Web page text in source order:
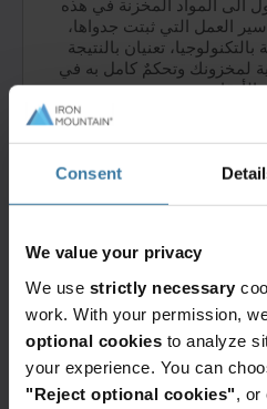
Consent
We value your privacy
We use strictly necessary
work. With your permission,
optional cookies to analyze
your experience. You can
"Reject optional cookies" ,
الى المواد المخزنة في هذه
العمل التي ثبتت جدواها،
تعنيان بالنتيجة
لمخزونك وتحكمٌ كامل به في
الأوقات.
بنقرةٍ واحدة
ماونتن™ إمكانية إدارة
تستطيع بنقراتٍ قليلةٍ فقط
ما هو مطلوب، وترتيب عملية
الذين سبق اختبارهم